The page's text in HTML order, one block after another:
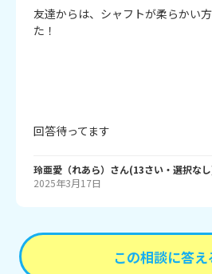
友達からは、シャフトが柔らかい
た！
回答待ってます
玲亜愛（れあら） さん(13さい・ 選択なし
2025年3月17日
この相談に答え